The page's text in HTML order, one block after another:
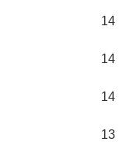
14
14
14
13